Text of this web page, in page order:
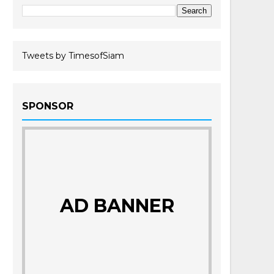
Tweets by TimesofSiam
SPONSOR
AD BANNER